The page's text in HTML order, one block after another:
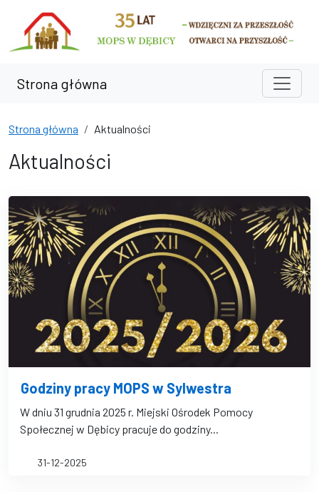
Przejdź do treści
Przejdź do wyszukiwarki
Strona główna
Strona główna Aktualności
Aktualności
Godziny pracy MOPS w Sylwestra
W dniu 31 grudnia 2025 r. Miejski Ośrodek Pomocy
Społecznej w Dębicy pracuje do godziny...
31-12-2025